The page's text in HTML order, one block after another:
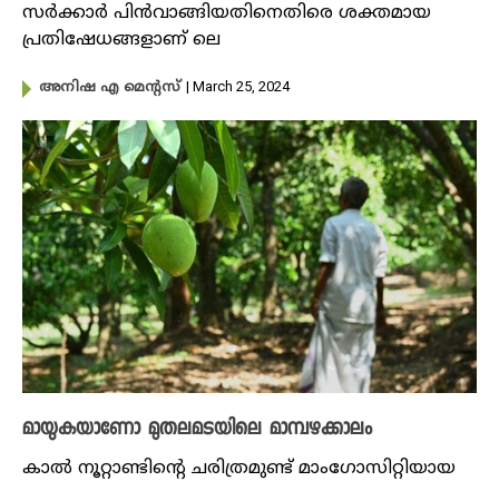
സര്‍ക്കാര്‍ പിന്‍വാങ്ങിയതിനെതിരെ ശക്തമായ
പ്രതിഷേധങ്ങളാണ് ലെ
അനിഷ എ മെന്റസ് | March 25, 2024
മായുകയാണോ മുതലമടയിലെ മാമ്പഴക്കാലം
കാൽ നൂറ്റാണ്ടിന്റെ ചരിത്രമുണ്ട് മാം​ഗോസിറ്റിയായ